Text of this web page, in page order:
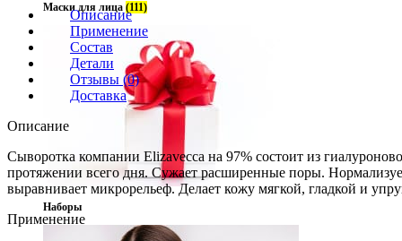
Маски для лица (111)
Наборы
Описание
Применение
Состав
Детали
Отзывы (0)
Доставка
Описание
Сыворотка компании Elizavecca на 97% состоит из
протяжении всего дня. Сужает расширенные поры.
выравнивает микрорельеф. Делает кожу мягкой, гладкой и
Применение